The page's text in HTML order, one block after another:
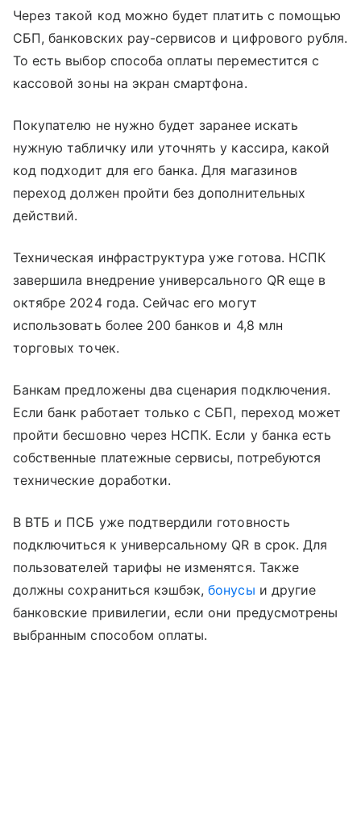
Через такой код можно будет платить с помощью
СБП, банковских pay-сервисов и цифрового рубля.
То есть выбор способа оплаты переместится с
кассовой зоны на экран смартфона.
Покупателю не нужно будет заранее искать
нужную табличку или уточнять у кассира, какой
код подходит для его банка. Для магазинов
переход должен пройти без дополнительных
действий.
Техническая инфраструктура уже готова. НСПК
завершила внедрение универсального QR еще в
октябре 2024 года. Сейчас его могут
использовать более 200 банков и 4,8 млн
торговых точек.
Банкам предложены два сценария подключения.
Если банк работает только с СБП, переход может
пройти бесшовно через НСПК. Если у банка есть
собственные платежные сервисы, потребуются
технические доработки.
В ВТБ и ПСБ уже подтвердили готовность
подключиться к универсальному QR в срок. Для
пользователей тарифы не изменятся. Также
должны сохраниться кэшбэк,бонусы и другие
банковские привилегии, если они предусмотрены
выбранным способом оплаты.